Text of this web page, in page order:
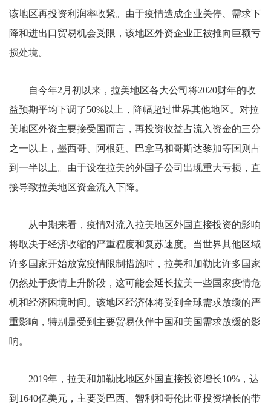
该地区再投资利润率收紧。由于疫情造成企业关停、需求下
降和进出口贸易机会受限，该地区外资企业正被推向巨额亏
损处境。
自今年2月初以来，拉美地区各大公司将2020财年的收
益预期平均下调了50%以上，降幅超过世界其他地区。对拉
美地区外资主要接受国而言，再投资收益占流入资金的三分
之一以上，墨西哥、阿根廷、巴拿马和哥斯达黎加等国则占
到一半以上。由于设在拉美的外国子公司出现重大亏损，直
接导致拉美地区资金流入下降。
从中期来看，疫情对流入拉美地区外国直接投资的影响
将取决于经济收缩的严重程度和复苏速度。当世界其他区域
许多国家开始放宽疫情限制措施时，拉美和加勒比许多国家
仍然处于疫情上升阶段，这可能会延长拉美一些国家疫情危
机和经济困境时间。该地区经济体将受到全球需求放缓的严
重影响，特别是受到主要贸易伙伴中国和美国需求放缓的影
响。
2019年，拉美和加勒比地区外国直接投资增长10%，达
到1640亿美元，主要受巴西、智利和哥伦比亚投资增长的带